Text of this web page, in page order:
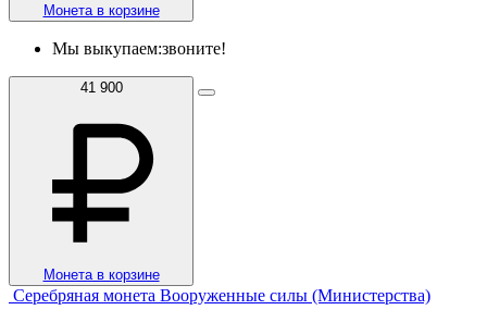
Монета в корзине
Мы выкупаем:звоните!
41 900
Монета в корзине
Серебряная монета Вооруженные силы (Министерства)